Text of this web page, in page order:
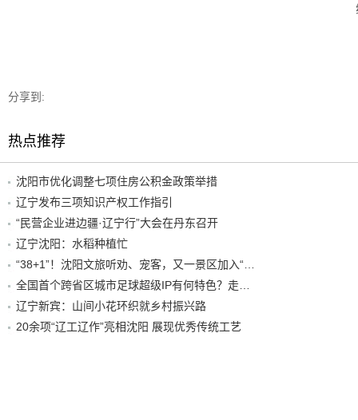
分享到:
热点推荐
沈阳市优化调整七项住房公积金政策举措
辽宁发布三项知识产权工作指引
“民营企业进边疆·辽宁行”大会在丹东召开
辽宁沈阳：水稻种植忙
辽宁新宾：山间小花环织就乡村振兴路
20余项“辽工辽作”亮相沈阳 展现优秀传统工艺